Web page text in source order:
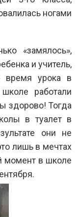
ногами
«замялось»,
и учитель,
время урока в
работали
здорово! Тогда
в туалет в
они не
лишь в мечтах
момент в школе